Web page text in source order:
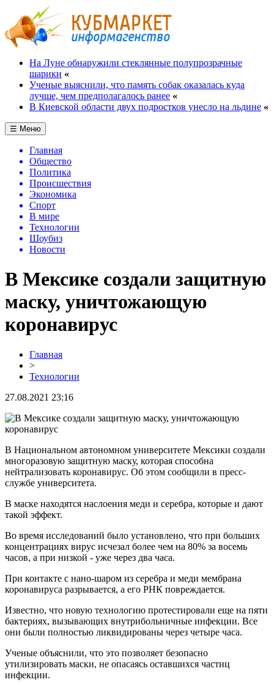
На Луне обнаружили стеклянные полупрозрачные
шарики «
Ученые выяснили, что память собак оказалась куда
лучше, чем предполагалось ранее «
В Киевской области двух подростков унесло на льдине «
☰ Меню
Главная
Общество
Политика
Происшествия
Экономика
Спорт
В мире
Технологии
Шоубиз
Новости
В Мексике создали защитную
маску, уничтожающую
коронавирус
Главная
>
Технологии
27.08.2021 23:16
В Национальном автономном университете Мексики создали
многоразовую защитную маску, которая способна
нейтрализовать коронавирус. Об этом сообщили в пресс-
службе университета.
В маске находятся наслоения меди и серебра, которые и дают
такой эффект.
Во время исследований было установлено, что при больших
концентрациях вирус исчезал более чем на 80% за восемь
часов, а при низкой - уже через два часа.
При контакте с нано-шаром из серебра и меди мембрана
коронавируса разрывается, а его РНК повреждается.
Известно, что новую технологию протестировали еще на пяти
бактериях, вызывающих внутрибольничные инфекции. Все
они были полностью ликвидированы через четыре часа.
Ученые объяснили, что это позволяет безопасно
утилизировать маски, не опасаясь оставшихся частиц
инфекции.